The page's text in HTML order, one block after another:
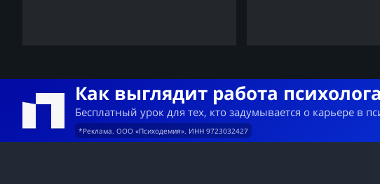
Как выглядит работа
Бесплатный урок для тех, кто задумывается о карьере в
*Реклама. ООО «Психодемия». ИНН 9723032427